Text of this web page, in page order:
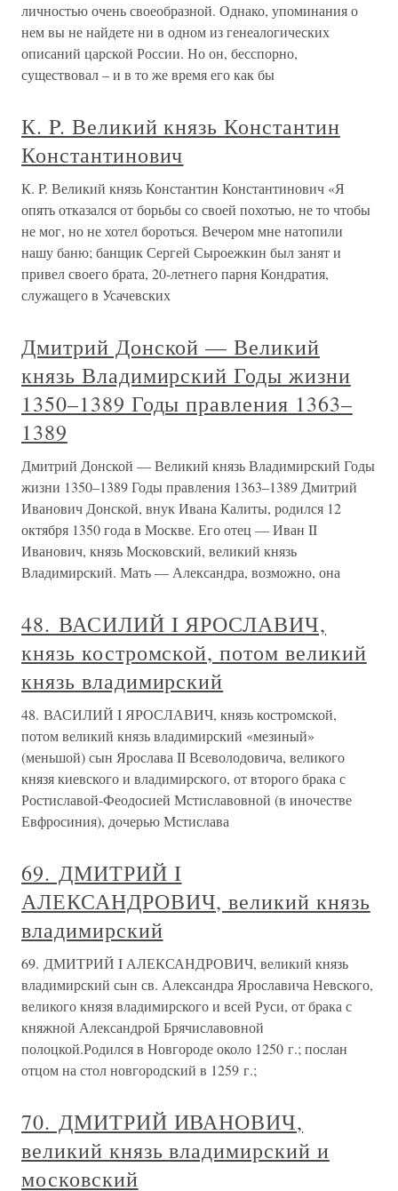
личностью очень своеобразной. Однако, упоминания о
нем вы не найдете ни в одном из генеалогических
описаний царской России. Но он, бесспорно,
существовал – и в то же время его как бы
К. P. Великий князь Константин
Константинович
К. P. Великий князь Константин Константинович «Я
опять отказался от борьбы со своей похотью, не то чтобы
не мог, но не хотел бороться. Вечером мне натопили
нашу баню; банщик Сергей Сыроежкин был занят и
привел своего брата, 20-летнего парня Кондратия,
служащего в Усачевских
Дмитрий Донской — Великий
князь Владимирский Годы жизни
1350–1389 Годы правления 1363–
1389
Дмитрий Донской — Великий князь Владимирский Годы
жизни 1350–1389 Годы правления 1363–1389 Дмитрий
Иванович Донской, внук Ивана Калиты, родился 12
октября 1350 года в Москве. Его отец — Иван II
Иванович, князь Московский, великий князь
Владимирский. Мать — Александра, возможно, она
48. ВАСИЛИЙ I ЯРОСЛАВИЧ,
князь костромской, потом великий
князь владимирский
48. ВАСИЛИЙ I ЯРОСЛАВИЧ, князь костромской,
потом великий князь владимирский «мезиный»
(меньшой) сын Ярослава II Всеволодовича, великого
князя киевского и владимирского, от второго брака с
Ростиславой-Феодосией Мстиславовной (в иночестве
Евфросиния), дочерью Мстислава
69. ДМИТРИЙ I
АЛЕКСАНДРОВИЧ, великий князь
владимирский
69. ДМИТРИЙ I АЛЕКСАНДРОВИЧ, великий князь
владимирский сын св. Александра Ярославича Невского,
великого князя владимирского и всей Руси, от брака с
княжной Александрой Брячиславовной
полоцкой.Родился в Новгороде около 1250 г.; послан
отцом на стол новгородский в 1259 г.;
70. ДМИТРИЙ ИВАНОВИЧ,
великий князь владимирский и
московский